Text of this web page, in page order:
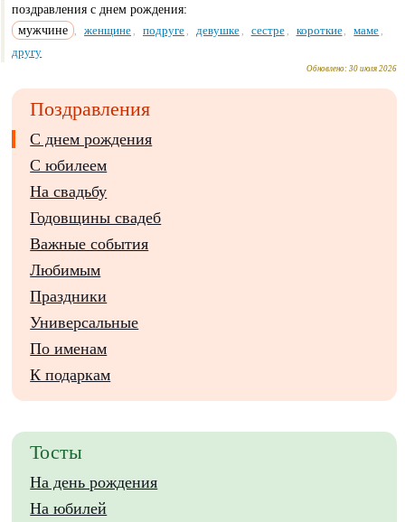
поздравления с днем рождения:
мужчине
женщине подруге девушке сестре короткие маме
другу
Обновлено:30 июля 2026
Поздравления
С днем рождения
С юбилеем
На свадьбу
Годовщины свадеб
Важные события
Любимым
Праздники
Универсальные
По именам
К подаркам
Тосты
На день рождения
На юбилей